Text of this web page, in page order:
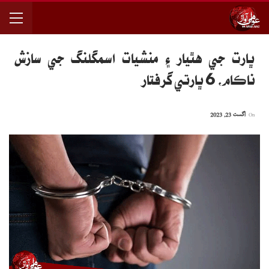
ڀارت جي هٿيار ۽ منشيات اسمگلنگ جي سازش
ناڪام، 6 ڀارتي گرفتار
اگست 23, 2023